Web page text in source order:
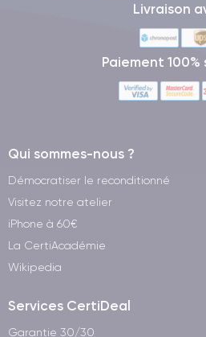
Livraison
Paiement 100%
Qui sommes-nous ?
Démocratiser le reconditionné
Visitez notre atelier
iPhone à 60€
La CertiAcadémie
Wikipedia
Services CertiDeal
Garantie 30/30